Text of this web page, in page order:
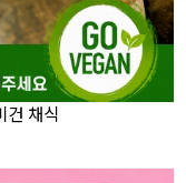
건 채식